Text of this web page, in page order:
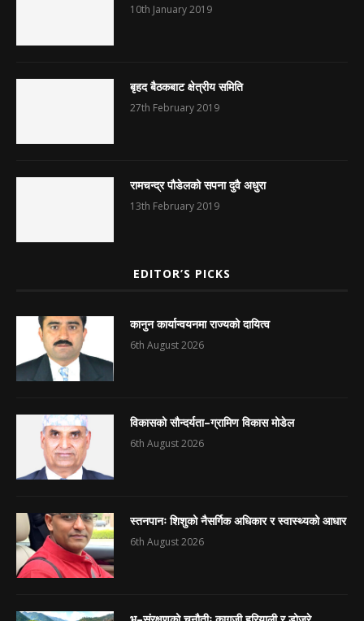
10th January 2019
बृहद बैठकबाट क्षेत्रीय समिति
27th February 2019
रामचन्द्र पौडेलको सपना दुवै अधुरा
13th February 2019
EDITOR’S PICKS
कानुन कार्यान्वयनमा राज्यको दायित्व
6th August 2026
विकासको सौन्दर्यता–ग्रामिण विकास मोडेल
6th August 2026
स्तनपानः शिशुको नैसर्गिक अधिकार र स्वास्थ्यको आधार
6th August 2026